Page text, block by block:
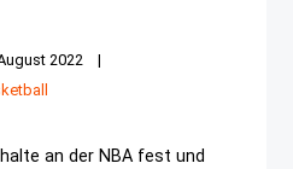
2022
an der NBA fest und